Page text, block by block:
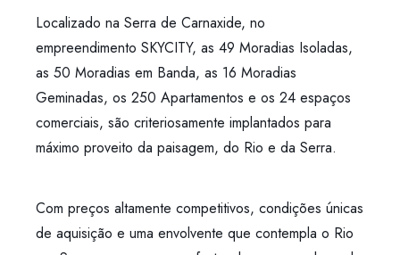
Localizado na Serra de Carnaxide, no
empreendimento SKYCITY, as 49 Moradias Isoladas,
as 50 Moradias em Banda, as 16 Moradias
Geminadas, os 250 Apartamentos e os 24 espaços
comerciais, são criteriosamente implantados para
máximo proveito da paisagem, do Rio e da Serra.
Com preços altamente competitivos, condições únicas
de aquisição e uma envolvente que contempla o Rio